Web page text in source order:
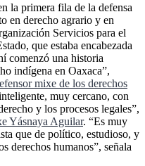
la primera fila de la defensa
en derecho agrario y en
Servicios para el
que estaba encabezada
comenzó una historia
indígena en Oaxaca”,
mixe de los derechos
muy cercano, con
y los procesos legales”,
Yásnaya Aguilar. “Es muy
que de político, estudioso, y
derechos humanos”, señala